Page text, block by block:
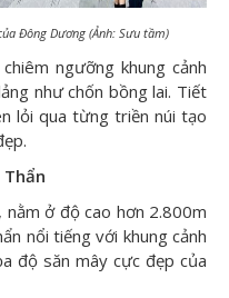
Đông Dương (Ảnh: Sưu tầm)
ngưỡng khung cảnh
như chốn bồng lai. Tiết
lỏi qua từng triền núi tạo
ở độ cao hơn 2.800m
nổi tiếng với khung cảnh
độ săn mây cực đẹp của